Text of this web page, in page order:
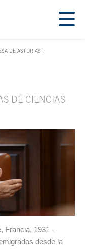
principal
DE ASTURIAS
DE CIENCIAS
Francia, 1931 -
desde la